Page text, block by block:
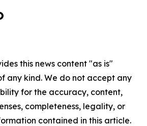
this news content "as is"
any kind. We do not accept any
for the accuracy, content,
completeness, legality, or
contained in this article.